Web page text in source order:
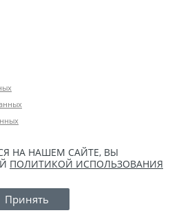
НА НАШЕМ САЙТЕ, ВЫ
ПОЛИТИКОЙ ИСПОЛЬЗОВАНИЯ
Принять